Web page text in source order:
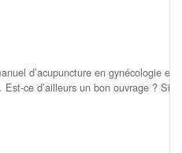
d’acupuncture en gynécologie
ce d’ailleurs un bon ouvrage ? Si